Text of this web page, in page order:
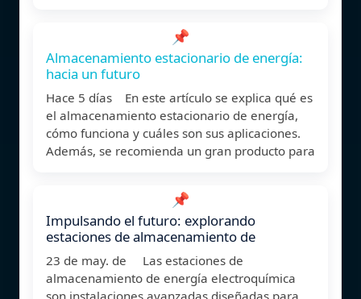
📌
Almacenamiento estacionario de energía:
hacia un futuro
Hace 5 días En este artículo se explica qué es
el almacenamiento estacionario de energía,
cómo funciona y cuáles son sus aplicaciones.
Además, se recomienda un gran producto para
📌
Impulsando el futuro: explorando
estaciones de almacenamiento de
23 de may. de Las estaciones de
almacenamiento de energía electroquímica
son instalaciones avanzadas diseñadas para